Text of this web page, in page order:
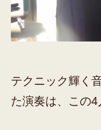
テクニック輝く
た演奏は、この4